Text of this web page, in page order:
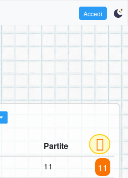
Accedi
Partite
11 11